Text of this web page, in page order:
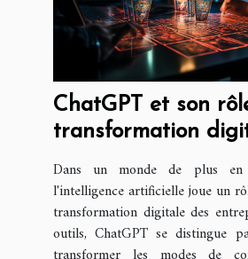
ChatGPT et son
transformation
entreprises
Dans un monde de plus en
l'intelligence artificielle joue un
transformation digitale des
outils, ChatGPT se distingue